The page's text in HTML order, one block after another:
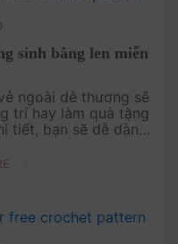
sinh bằng len miễn
ngoài dễ thương sẽ
trí hay làm quà tặng
tiết, bạn sẽ dễ dàng